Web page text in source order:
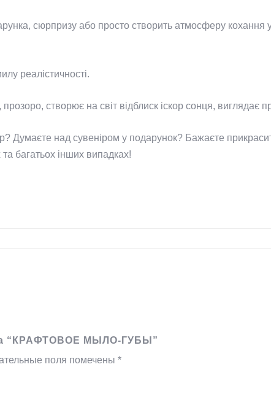
сюрпризу або просто створить атмосферу
реалістичності.
створює на світ відблиск іскор сонця, виглядає
Думаєте над сувеніром у подарунок? Бажаєте
багатьох інших випадках!
“КРАФТОВОЕ МЫЛО-ГУБЫ”
поля помечены *